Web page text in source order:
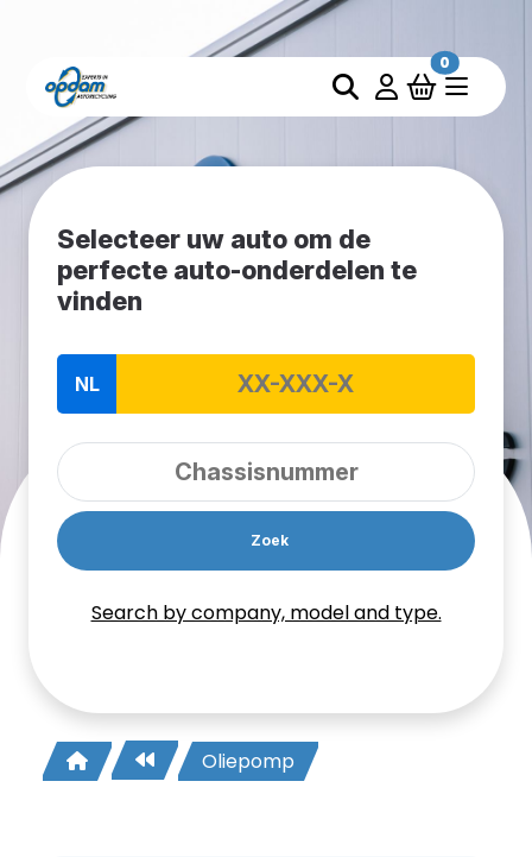
0
Selecteer uw auto om de
perfecte auto-onderdelen te
vinden
NL
Zoek
Search by company, model and type.
Oliepomp